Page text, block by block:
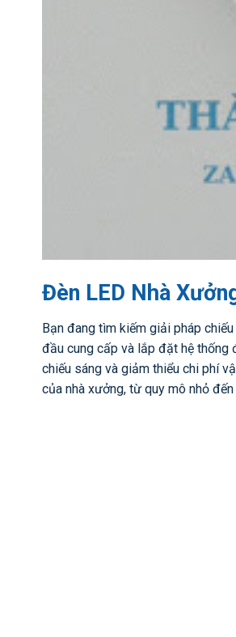
Đèn LED Nhà
Bạn đang tìm kiếm giải pháp
đầu cung cấp và lắp đặt hệ thống
chiếu sáng và giảm thiểu chi phí
của nhà xưởng, từ quy mô nhỏ đến